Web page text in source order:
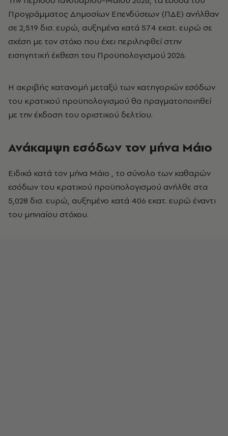
Προγράμματος Δημοσίων Επενδύσεων (ΠΔΕ) ανήλθαν
σε 2,519 δισ. ευρώ, αυξημένα κατά 574 εκατ. ευρώ σε
σχέση με τον στόχο που έχει περιληφθεί στην
εισηγητική έκθεση του Προϋπολογισμού 2026.
Η ακριβής κατανομή μεταξύ των κατηγοριών εσόδων
του κρατικού προϋπολογισμού θα πραγματοποιηθεί
με την έκδοση του οριστικού δελτίου.
Ανάκαμψη εσόδων τον μήνα Μάιο
Ειδικά κατά τον μήνα Μάιο , το σύνολο των καθαρών
εσόδων του κρατικού προϋπολογισμού ανήλθε στα
5,028 δισ. ευρώ, αυξημένο κατά 406 εκατ. ευρώ έναντι
του μηνιαίου στόχου.